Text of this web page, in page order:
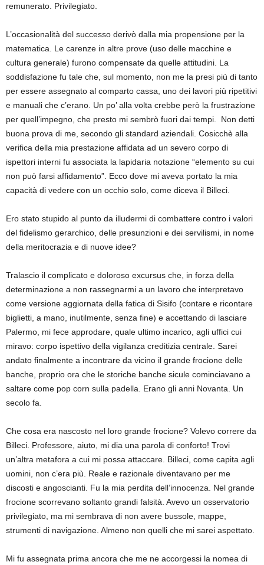
remunerato. Privilegiato.
L’occasionalità del successo derivò dalla mia propensione per la
matematica. Le carenze in altre prove (uso delle macchine e
cultura generale) furono compensate da quelle attitudini. La
soddisfazione fu tale che, sul momento, non me la presi più di tanto
per essere assegnato al comparto cassa, uno dei lavori più ripetitivi
e manuali che c’erano. Un po’ alla volta crebbe però la frustrazione
per quell’impegno, che presto mi sembrò fuori dai tempi. Non detti
buona prova di me, secondo gli standard aziendali. Cosicchè alla
verifica della mia prestazione affidata ad un severo corpo di
ispettori interni fu associata la lapidaria notazione “elemento su cui
non può farsi affidamento”. Ecco dove mi aveva portato la mia
capacità di vedere con un occhio solo, come diceva il Billeci.
Ero stato stupido al punto da illudermi di combattere contro i valori
del fidelismo gerarchico, delle presunzioni e dei servilismi, in nome
della meritocrazia e di nuove idee?
Tralascio il complicato e doloroso excursus che, in forza della
determinazione a non rassegnarmi a un lavoro che interpretavo
come versione aggiornata della fatica di Sisifo (contare e ricontare
biglietti, a mano, inutilmente, senza fine) e accettando di lasciare
Palermo, mi fece approdare, quale ultimo incarico, agli uffici cui
miravo: corpo ispettivo della vigilanza creditizia centrale. Sarei
andato finalmente a incontrare da vicino il grande frocione delle
banche, proprio ora che le storiche banche sicule cominciavano a
saltare come pop corn sulla padella. Erano gli anni Novanta. Un
secolo fa.
Che cosa era nascosto nel loro grande frocione? Volevo correre da
Billeci. Professore, aiuto, mi dia una parola di conforto! Trovi
un’altra metafora a cui mi possa attaccare. Billeci, come capita agli
uomini, non c’era più. Reale e razionale diventavano per me
discosti e angoscianti. Fu la mia perdita dell’innocenza. Nel grande
frocione scorrevano soltanto grandi falsità. Avevo un osservatorio
privilegiato, ma mi sembrava di non avere bussole, mappe,
strumenti di navigazione. Almeno non quelli che mi sarei aspettato.
Mi fu assegnata prima ancora che me ne accorgessi la nomea di